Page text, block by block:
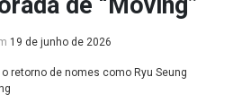
19 de junho de 2026
retorno de nomes como Ryu Seung